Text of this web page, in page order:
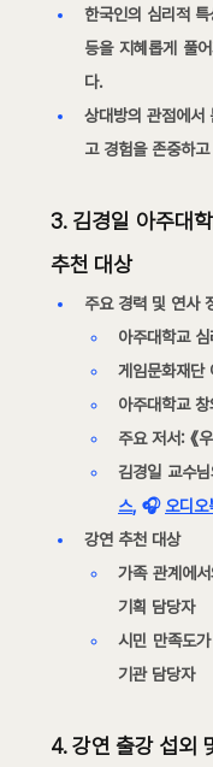
한국인의 심리적
등을 지혜롭게 풀
다.
상대방의 관점에서
고 경험을 존중하
3. 김경일 아주대
추천 대상
주요 경력 및 연사
아주대학교
게임문화재단
아주대학교
주요 저서: 《
김경일 교수
스, 🎧 오디오
강연 추천 대상
가족 관계에
기획 담당자
시민 만족도
기관 담당자
4. 강연 출강 섭외